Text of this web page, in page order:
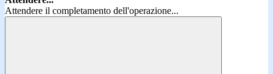
Attendere il completamento dell'operazione...